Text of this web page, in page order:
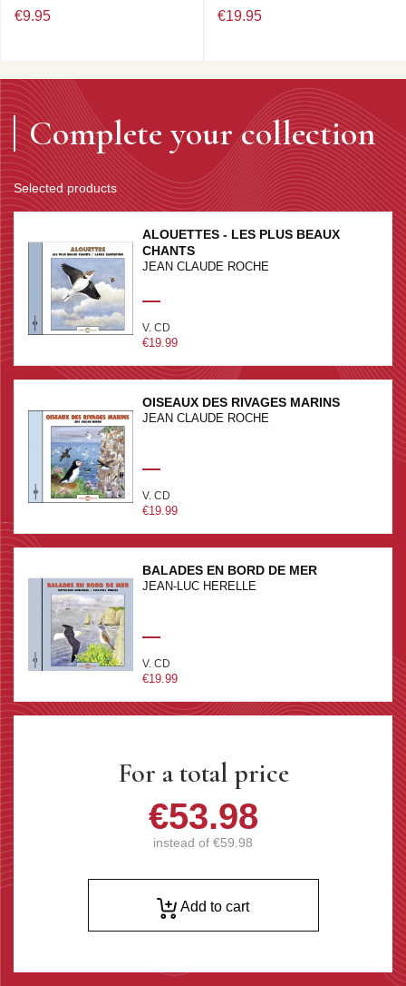
€9.95 €19.95
Complete your collection
Selected products
ALOUETTES - LES PLUS BEAUX
CHANTS
JEAN CLAUDE ROCHE
V. CD
€19.99
OISEAUX DES RIVAGES MARINS
JEAN CLAUDE ROCHE
V. CD
€19.99
BALADES EN BORD DE MER
JEAN-LUC HERELLE
V. CD
€19.99
For a total price
€53.98
instead of €59.98
Add to cart